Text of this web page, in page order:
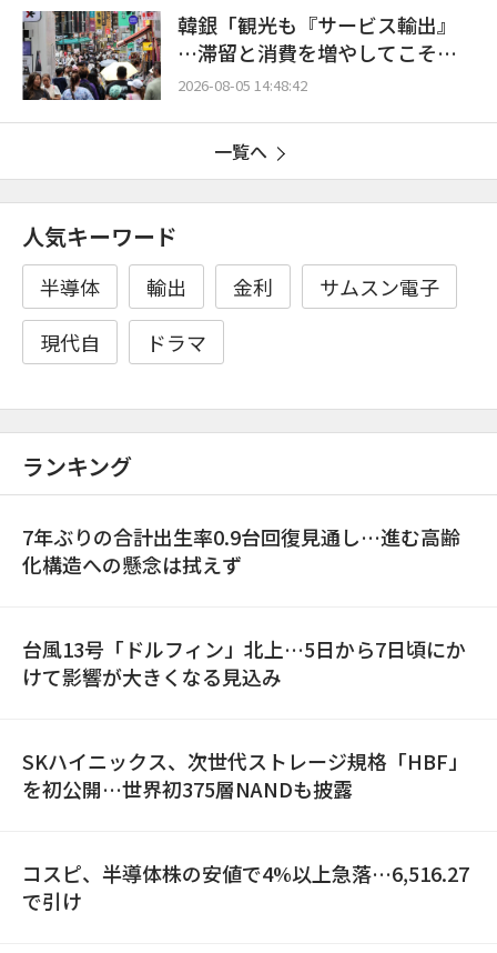
韓銀「観光も『サービス輸出』
…滞留と消費を増やしてこそ成
長効果」
2026-08-05 14:48:42
一覧へ
人気キーワード
半導体 輸出 金利
サムスン電子
現代自
ドラマ
ランキング
7年ぶりの合計出生率0.9台回復見通し…進む高齢
化構造への懸念は拭えず
台風13号「ドルフィン」北上…5日から7日頃にか
けて影響が大きくなる見込み
SKハイニックス、次世代ストレージ規格「HBF」
を初公開…世界初375層NANDも披露
コスピ、半導体株の安値で4%以上急落…6,516.27
で引け